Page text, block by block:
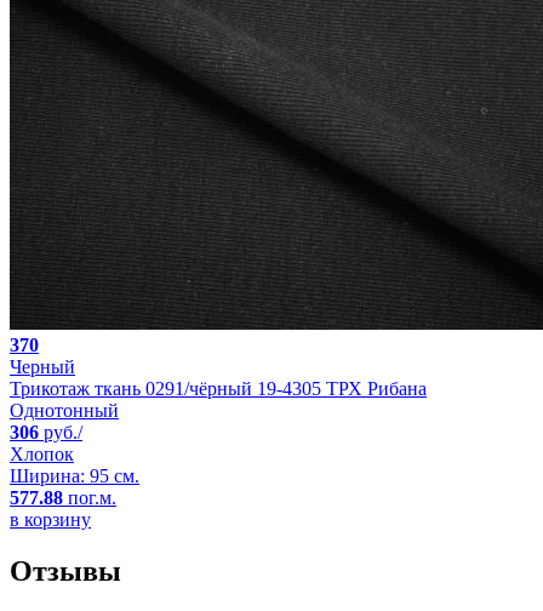
370
Черный
Трикотаж ткань 0291/чёрный 19-4305 ТРХ Рибана
Однотонный
306 руб./
Хлопок
Ширина: 95 см.
577.88 пог.м.
в корзину
Отзывы